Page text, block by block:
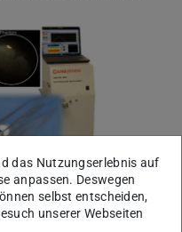
das Nutzungserlebnis auf
anpassen. Deswegen
selbst entscheiden,
unserer Webseiten